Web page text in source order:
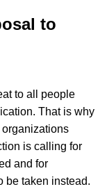
to
to all people
That is why
is calling for
and for
be taken instead.